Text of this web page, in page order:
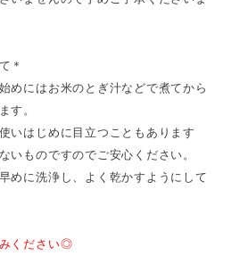
＊
めにはお米のとぎ汁などで煮てから
す。
いはじめに目立つこともあります
いものですのでご安心ください。
めに洗浄し、よく乾かすようにして
ください◎